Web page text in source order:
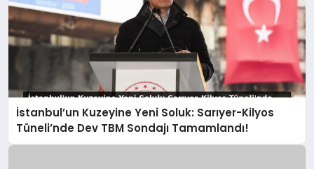
İstanbul’un Kuzeyine Yeni Soluk: Sarıyer-Kilyos
Tüneli’nde Dev TBM Sondajı Tamamlandı!